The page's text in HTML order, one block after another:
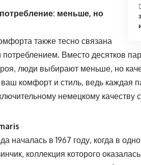
меньше, но
также тесно связана
Вместо десятков
люди выбирают меньше, но
комфорт и стиль, ведь каждая
немецкому качеству
началась в 1967 году, когда в
коллекция которого